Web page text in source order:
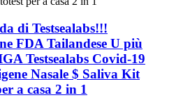
di Testsealabs!!!
FDA Tailandese U più
Testsealabs Covid-19
Nasale $ Saliva Kit
a casa 2 in 1